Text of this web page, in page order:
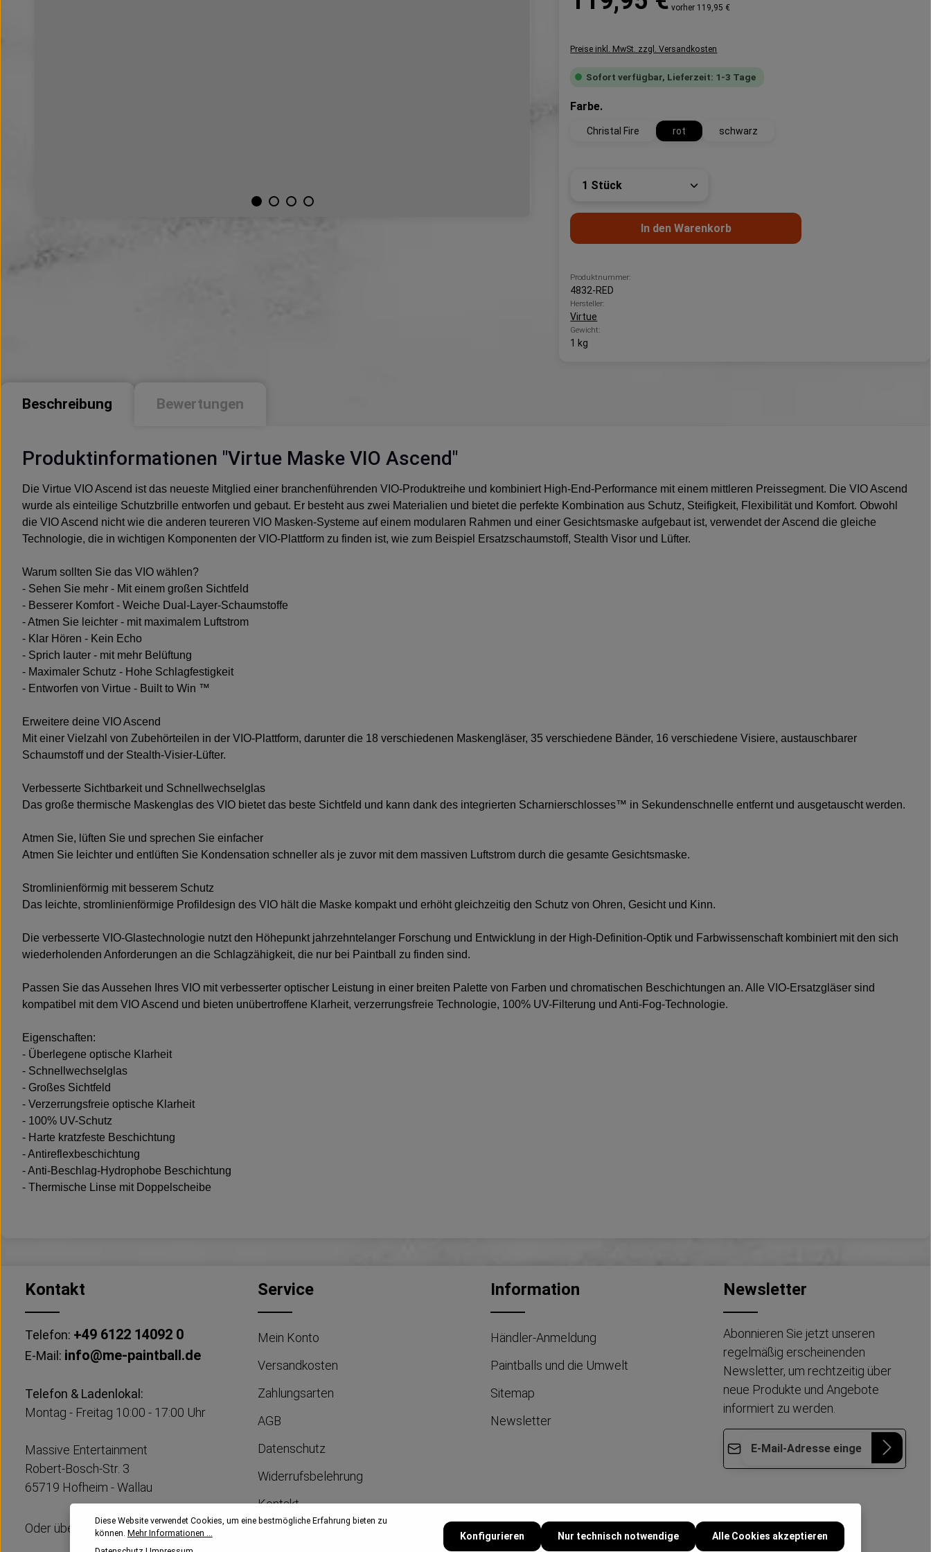
vorher 119,95 €
Preise inkl. MwSt. zzgl. Versandkosten
Sofort verfügbar, Lieferzeit: 1-3 Tage
Farbe.auswählen
Christal Fire rot schwarz
Produkt Anzahl: Gib den gewünschten Wert
In den Warenkorb
Produktnummer:
4832-RED
Hersteller:
Virtue
Gewicht:
1 kg
Beschreibung Bewertungen
Produktinformationen "Virtue Maske VIO Ascend"
Die Virtue VIO Ascend ist das neueste Mitglied einer branchenführenden VIO-Produktreihe und kombiniert High-End-Performance mit einem mittleren Preissegment. Die VIO Ascend
wurde als einteilige Schutzbrille entworfen und gebaut. Er besteht aus zwei Materialien und bietet die perfekte Kombination aus Schutz, Steifigkeit, Flexibilität und Komfort. Obwohl
die VIO Ascend nicht wie die anderen teureren VIO Masken-Systeme auf einem modularen Rahmen und einer Gesichtsmaske aufgebaut ist, verwendet der Ascend die gleiche
Technologie, die in wichtigen Komponenten der VIO-Plattform zu finden ist, wie zum Beispiel Ersatzschaumstoff, Stealth Visor und Lüfter.
Warum sollten Sie das VIO wählen?
- Sehen Sie mehr - Mit einem großen Sichtfeld
- Besserer Komfort - Weiche Dual-Layer-Schaumstoffe
- Atmen Sie leichter - mit maximalem Luftstrom
- Klar Hören - Kein Echo
- Sprich lauter - mit mehr Belüftung
- Maximaler Schutz - Hohe Schlagfestigkeit
- Entworfen von Virtue - Built to Win ™
Erweitere deine VIO Ascend
Mit einer Vielzahl von Zubehörteilen in der VIO-Plattform, darunter die 18 verschiedenen Maskengläser, 35 verschiedene Bänder, 16 verschiedene Visiere, austauschbarer
Schaumstoff und der Stealth-Visier-Lüfter.
Verbesserte Sichtbarkeit und Schnellwechselglas
Das große thermische Maskenglas des VIO bietet das beste Sichtfeld und kann dank des integrierten Scharnierschlosses™ in Sekundenschnelle entfernt und ausgetauscht werden.
Atmen Sie, lüften Sie und sprechen Sie einfacher
Atmen Sie leichter und entlüften Sie Kondensation schneller als je zuvor mit dem massiven Luftstrom durch die gesamte Gesichtsmaske.
Stromlinienförmig mit besserem Schutz
Das leichte, stromlinienförmige Profildesign des VIO hält die Maske kompakt und erhöht gleichzeitig den Schutz von Ohren, Gesicht und Kinn.
Die verbesserte VIO-Glastechnologie nutzt den Höhepunkt jahrzehntelanger Forschung und Entwicklung in der High-Definition-Optik und Farbwissenschaft kombiniert mit den sich
wiederholenden Anforderungen an die Schlagzähigkeit, die nur bei Paintball zu finden sind.
Passen Sie das Aussehen Ihres VIO mit verbesserter optischer Leistung in einer breiten Palette von Farben und chromatischen Beschichtungen an. Alle VIO-Ersatzgläser sind
kompatibel mit dem VIO Ascend und bieten unübertroffene Klarheit, verzerrungsfreie Technologie, 100% UV-Filterung und Anti-Fog-Technologie.
Eigenschaften:
- Überlegene optische Klarheit
- Schnellwechselglas
- Großes Sichtfeld
- Verzerrungsfreie optische Klarheit
- 100% UV-Schutz
- Harte kratzfeste Beschichtung
- Antireflexbeschichtung
- Anti-Beschlag-Hydrophobe Beschichtung
- Thermische Linse mit Doppelscheibe
Kontakt
Telefon: +49 6122 14092 0
E-Mail: info@me-paintball.de
Telefon & Ladenlokal:
Montag - Freitag 10:00 - 17:00 Uhr
Massive Entertainment
Robert-Bosch-Str. 3
65719 Hofheim - Wallau
Oder über unserKontaktformular
Service
Mein Konto
Versandkosten
Zahlungsarten
AGB
Datenschutz
Widerrufsbelehrung
Kontakt
Information
Händler-Anmeldung
Paintballs und die Umwelt
Sitemap
Newsletter
Newsletter
Abonnieren Sie jetzt unseren
regelmäßig erscheinenden
Newsletter, um rechtzeitig über
neue Produkte und Angebote
informiert zu werden.
Ich habe die
Kenntnis genommen und die
gelesen und bin mit ihnen
Diese Website verwendet Cookies, um eine bestmögliche Erfahrung bieten zu
können. Mehr Informationen ...
Nur technisch notwendige
Konfigurieren Alle Cookies akzeptieren